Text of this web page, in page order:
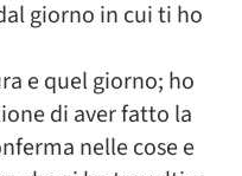
giorno in cui ti ho
e quel giorno; ho
di aver fatto la
nelle cose e